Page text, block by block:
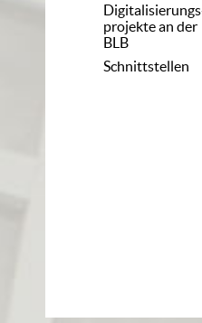
projekte an der
BLB
Schnittstellen